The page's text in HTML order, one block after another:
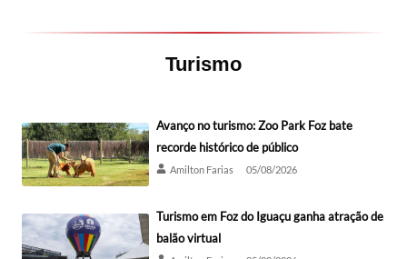
Turismo
Avanço no turismo: Zoo Park Foz bate
recorde histórico de público
Amilton Farias 05/08/2026
Turismo em Foz do Iguaçu ganha atração de
balão virtual